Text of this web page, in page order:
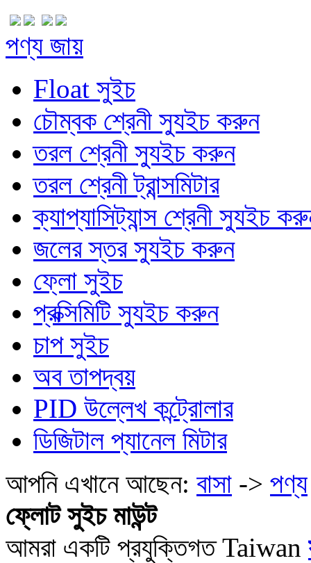
পণ্য জায়
Float সুইচ
চৌম্বক শ্রেনী স্যুইচ করুন
তরল শ্রেনী স্যুইচ করুন
তরল শ্রেনী ট্রান্সমিটার
ক্যাপ্যাসিট্যান্স শ্রেনী স্যুইচ
জলের স্তর স্যুইচ করুন
ফ্লো সুইচ
প্রক্সিমিটি স্যুইচ করুন
চাপ সুইচ
অব তাপদ্বয়
PID উল্লেখ কন্ট্রোলার
ডিজিটাল প্যানেল মিটার
আপনি এখানে আছেন: বাসা -> পণ্য
ফ্লোট সুইচ মাউন্ট
আমরা একটি প্রযুক্তিগত Taiwan